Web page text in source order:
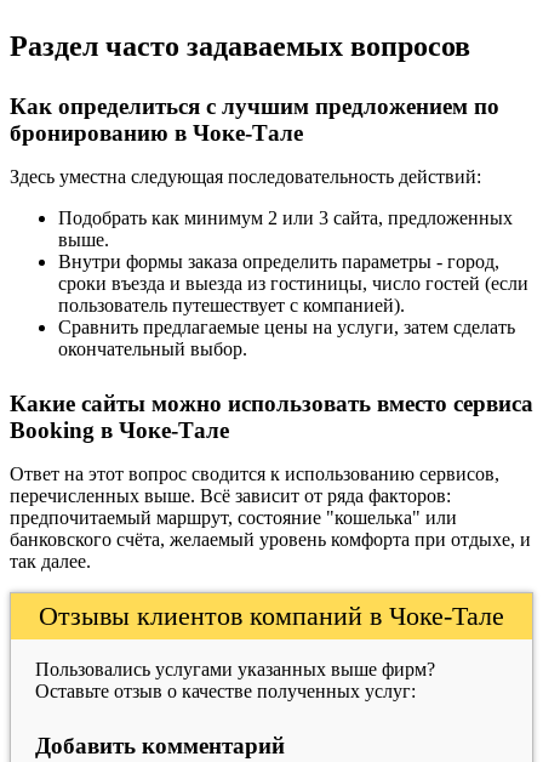
Раздел часто задаваемых вопросов
Как определиться с лучшим предложением по
бронированию в Чоке-Тале
Здесь уместна следующая последовательность действий:
Подобрать как минимум 2 или 3 сайта, предложенных
выше.
Внутри формы заказа определить параметры - город,
сроки въезда и выезда из гостиницы, число гостей (если
пользователь путешествует с компанией).
Сравнить предлагаемые цены на услуги, затем сделать
окончательный выбор.
Какие сайты можно использовать вместо сервиса
Booking в Чоке-Тале
Ответ на этот вопрос сводится к использованию сервисов,
перечисленных выше. Всё зависит от ряда факторов:
предпочитаемый маршрут, состояние "кошелька" или
банковского счёта, желаемый уровень комфорта при отдыхе, и
так далее.
Отзывы клиентов компаний в Чоке-Тале
Пользовались услугами указанных выше фирм?
Оставьте отзыв о качестве полученных услуг:
Добавить комментарий